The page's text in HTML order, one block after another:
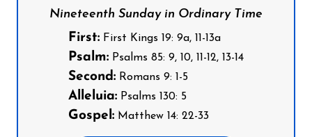
Nineteenth Sunday in Ordinary Time
First: First Kings 19: 9a, 11-13a
Psalm: Psalms 85: 9, 10, 11-12, 13-14
Second: Romans 9: 1-5
Alleluia: Psalms 130: 5
Gospel: Matthew 14: 22-33